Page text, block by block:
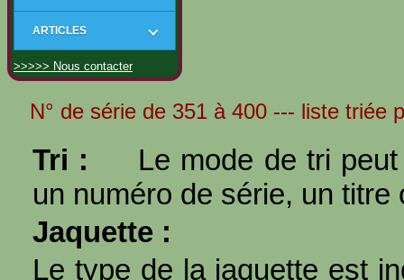
ARTICLES
>>>>> Nous contacter
N° de série de 351 à 400 --- liste triée
Tri :
Le mode de tri
un numéro de série, un titre
Jaquette :
Le type de la jaquette est